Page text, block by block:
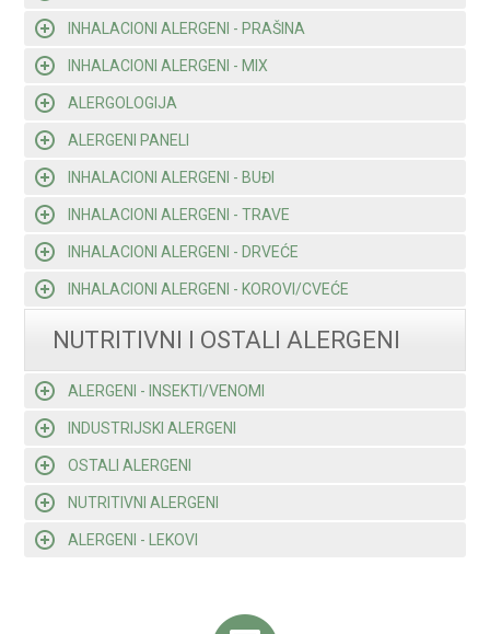
INHALACIONI ALERGENI - PRAŠINA
INHALACIONI ALERGENI - MIX
ALERGOLOGIJA
ALERGENI PANELI
INHALACIONI ALERGENI - BUĐI
INHALACIONI ALERGENI - TRAVE
INHALACIONI ALERGENI - DRVEĆE
INHALACIONI ALERGENI - KOROVI/CVEĆE
NUTRITIVNI I OSTALI ALERGENI
ALERGENI - INSEKTI/VENOMI
INDUSTRIJSKI ALERGENI
OSTALI ALERGENI
NUTRITIVNI ALERGENI
ALERGENI - LEKOVI